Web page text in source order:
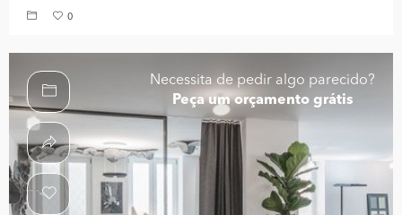
0
Necessita de pedir algo parecido?
Peça um orçamento grátis